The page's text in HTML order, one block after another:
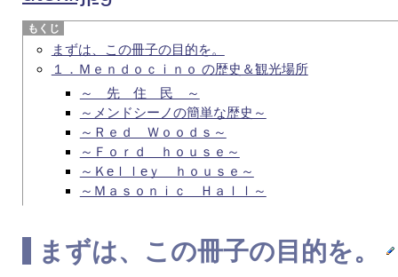
まずは、この冊子の目的を。
１．Ｍｅｎｄｏｃｉｎｏ の歴史＆観光場所
～ 先 住 民 ～
～メンドシーノの簡単な歴史～
～Ｒｅｄ Ｗｏｏｄｓ～
～Ｆｏｒｄ ｈｏｕｓｅ～
～Ｋeｌｌeｙ ｈｏｕｓｅ～
～Ｍａｓｏｎｉｃ Ｈａｌｌ～
まずは、この冊子の目的を。